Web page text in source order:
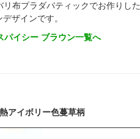
布プラダバティックでお作りした
ザインです。
パイシー ブラウン一覧へ
アイボリー色蔓草柄